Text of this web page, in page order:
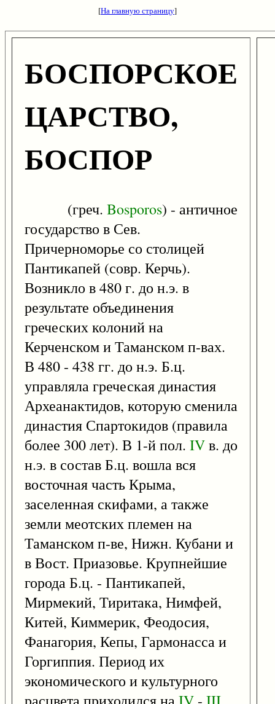
[На главную страницу]
БОСПОРСКОЕ
ЦАРСТВО,
БОСПОР
(греч. Bosporos) - античное
государство в Сев.
Причерноморье со столицей
Пантикапей (совр. Керчь).
Возникло в 480 г. до н.э. в
результате объединения
греческих колоний на
Керченском и Таманском п-вах.
В 480 - 438 гг. до н.э. Б.ц.
управляла греческая династия
Археанактидов, которую сменила
династия Спартокидов (правила
более 300 лет). В 1-й пол. IVв. до
н.э. в состав Б.ц. вошла вся
восточная часть Крыма,
заселенная скифами, а также
земли меотских племен на
Таманском п-ве, Нижн. Кубани и
в Вост. Приазовье. Крупнейшие
города Б.ц. - Пантикапей,
Мирмекий, Тиритака, Нимфей,
Китей, Киммерик, Феодосия,
Фанагория, Кепы, Гармонасса и
Горгиппия. Период их
экономического и культурного